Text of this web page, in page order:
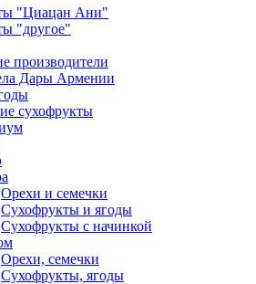
"Циацан Ани"
"другое"
производители
Дары Армении
сухофрукты
Орехи и семечки
Сухофрукты и ягоды
Сухофрукты с начинкой
Орехи, семечки
Сухофрукты, ягоды